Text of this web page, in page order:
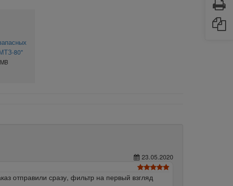
80"
23.05.2020
отправили сразу, фильтр на первый взгляд